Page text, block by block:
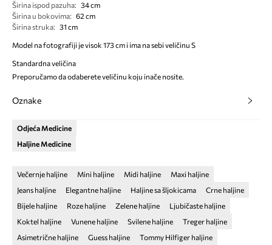
Širina ispod pazuha: 34 cm
Širina u bokovima: 62 cm
Širina struka: 31 cm
Model na fotografiji je visok 173 cm i ima na sebi veličinu S
Standardna veličina
Preporučamo da odaberete veličinu koju inače nosite.
Oznake
Odjeća Medicine
Haljine Medicine
Večernje haljine Mini haljine Midi haljine
Maxi haljine
Jeans haljine
Elegantne haljine Haljine sa šljokicama
Crne haljine
Bijele haljine
Roze haljine Zelene haljine
Ljubičaste haljine
Koktel haljine
Vunene haljine Svilene haljine
Treger haljine
Asimetrične haljine
Guess haljine
Tommy Hilfiger haljine